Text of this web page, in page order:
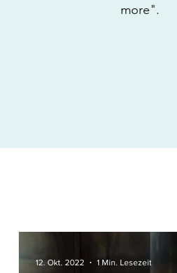
more".
12. Okt. 2022 1 Min. Lesezeit